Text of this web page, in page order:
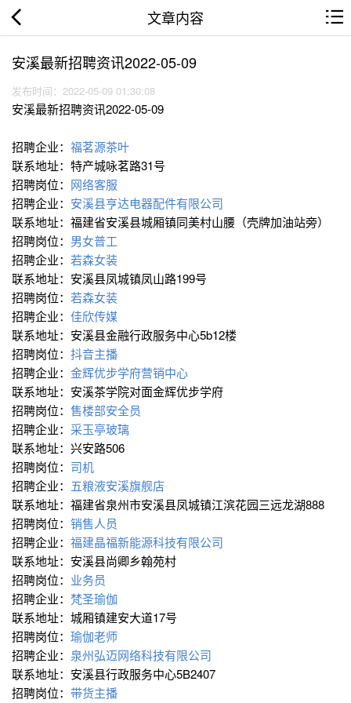
文章内容
安溪最新招聘资讯2022-05-09
发布时间：2022-05-09 01:30:08
安溪最新招聘资讯2022-05-09
招聘企业： 福茗源茶叶
联系地址：特产城咏茗路31号
招聘岗位： 网络客服
招聘企业： 安溪县亨达电器配件有限公司
联系地址：福建省安溪县城厢镇同美村山腰（壳牌加油站旁）
招聘岗位： 男女普工
招聘企业： 若森女装
联系地址：安溪县凤城镇凤山路199号
招聘岗位： 若森女装
招聘企业： 佳欣传媒
联系地址：安溪县金融行政服务中心5b12楼
招聘岗位： 抖音主播
招聘企业： 金辉优步学府营销中心
联系地址：安溪茶学院对面金辉优步学府
招聘岗位： 售楼部安全员
招聘企业： 采玉亭玻璃
联系地址：兴安路506
招聘岗位： 司机
招聘企业： 五粮液安溪旗舰店
联系地址：福建省泉州市安溪县凤城镇江滨花园三远龙湖888
招聘岗位： 销售人员
招聘企业： 福建晶福新能源科技有限公司
联系地址：安溪县尚卿乡翰苑村
招聘岗位： 业务员
招聘企业： 梵圣瑜伽
联系地址：城厢镇建安大道17号
招聘岗位： 瑜伽老师
招聘企业： 泉州弘迈网络科技有限公司
联系地址：安溪县行政服务中心5B2407
招聘岗位： 带货主播